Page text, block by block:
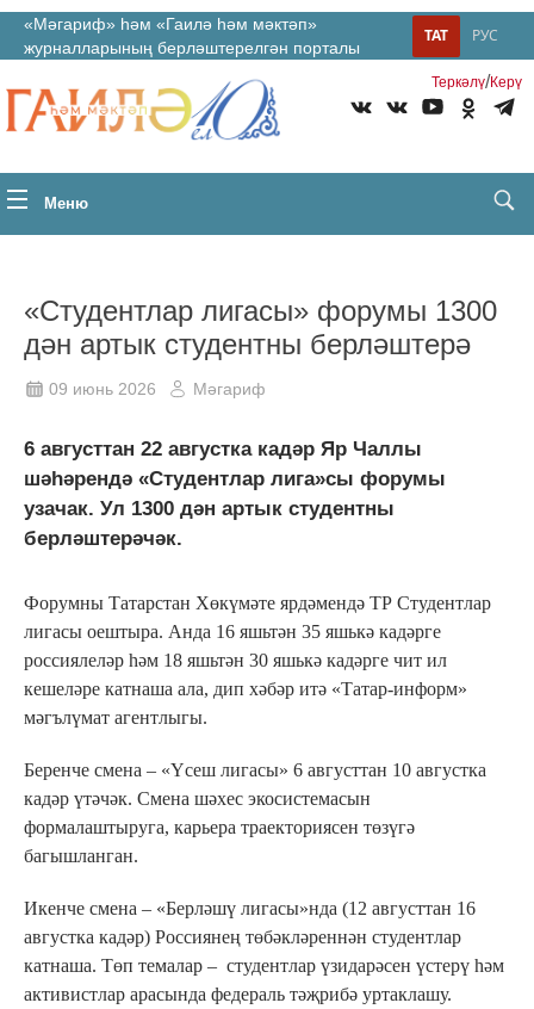
«Мәгариф» һәм «Гаилә һәм мәктәп»
журналларының берләштерелгән порталы
РУС
ТАТ
Теркəлү/Керү
Меню
«Студентлар лигасы» форумы 1300
дән артык студентны берләштерә
09 июнь 2026 Мәгариф
6 августтан 22 августка кадәр Яр Чаллы
шәһәрендә «Студентлар лига»сы форумы
узачак. Ул 1300 дән артык студентны
берләштерәчәк.
Форумны Татарстан Хөкүмәте ярдәмендә ТР Студентлар
лигасы оештыра. Анда 16 яшьтән 35 яшькә кадәрге
россиялеләр һәм 18 яшьтән 30 яшькә кадәрге чит ил
кешеләре катнаша ала, дип хәбәр итә «Татар-информ»
мәгълүмат агентлыгы.
Беренче смена – «Үсеш лигасы» 6 августтан 10 августка
кадәр үтәчәк. Смена шәхес экосистемасын
формалаштыруга, карьера траекториясен төзүгә
багышланган.
Икенче смена – «Берләшү лигасы»нда (12 августтан 16
августка кадәр) Россиянең төбәкләреннән студентлар
катнаша. Төп темалар – студентлар үзидарәсен үстерү һәм
активистлар арасында федераль тәҗрибә уртаклашу.